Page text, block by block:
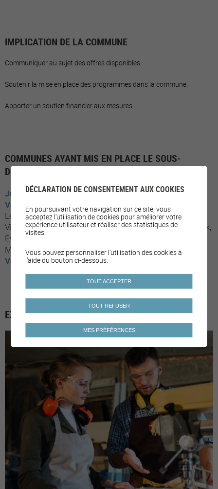
IMPLICATION DE LA COMMUNE
Communiquer au sujet des offres disponibles.
Soutenir la mise en place des programmes dans la commune.
Apporter un soutien financier aux mesures.
COMMUNES AYANT MIS EN PLACE LE SOUS-
DOMAINE
Jura
Moutier
Valais
Chippis Anniviers Conthey Sierre
Leukerbad Nendaz Saas-Fee Saxon Noble-Contrée
Viège
Visperterminen Vouvry Riddes Fully Chalais
Leuk
Evolène Savièse
Montana Leytron Orsières
Vaud
Château-d'Oex Bussigny
EXEMPLES DE MESURES
DÉCLARATION DE CONSENTEMENT AUX COOKIES
En poursuivant votre navigation sur ce site, vous
acceptez l'utilisation de cookies pour améliorer votre
expérience utilisateur et réaliser des statistiques de
visites.
Vous pouvez personnaliser l'utilisation des cookies à
l'aide du bouton ci-dessous.
TOUT ACCEPTER
TOUT REFUSER
MES PRÉFÉRENCES